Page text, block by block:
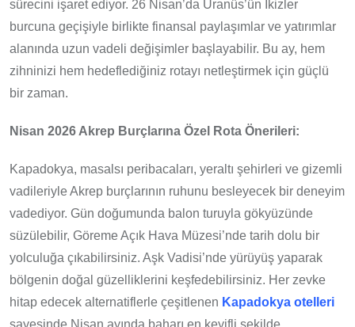
sürecini işaret ediyor. 26 Nisan’da Uranüs’ün İkizler
burcuna geçişiyle birlikte finansal paylaşımlar ve yatırımlar
alanında uzun vadeli değişimler başlayabilir. Bu ay, hem
zihninizi hem hedeflediğiniz rotayı netleştirmek için güçlü
bir zaman.
Nisan 2026 Akrep Burçlarına Özel Rota Önerileri:
Kapadokya, masalsı peribacaları, yeraltı şehirleri ve gizemli
vadileriyle Akrep burçlarının ruhunu besleyecek bir deneyim
vadediyor. Gün doğumunda balon turuyla gökyüzünde
süzülebilir, Göreme Açık Hava Müzesi’nde tarih dolu bir
yolculuğa çıkabilirsiniz. Aşk Vadisi’nde yürüyüş yaparak
bölgenin doğal güzelliklerini keşfedebilirsiniz. Her zevke
hitap edecek alternatiflerle çeşitlenen Kapadokya otelleri